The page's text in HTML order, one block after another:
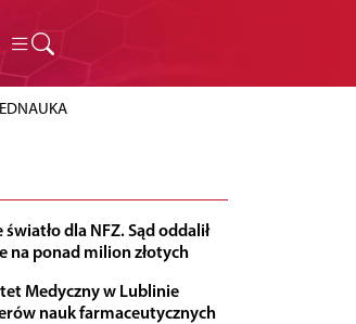
dla NFZ. Sąd oddalił
na ponad milion złotych
Medyczny w Lublinie
nauk farmaceutycznych